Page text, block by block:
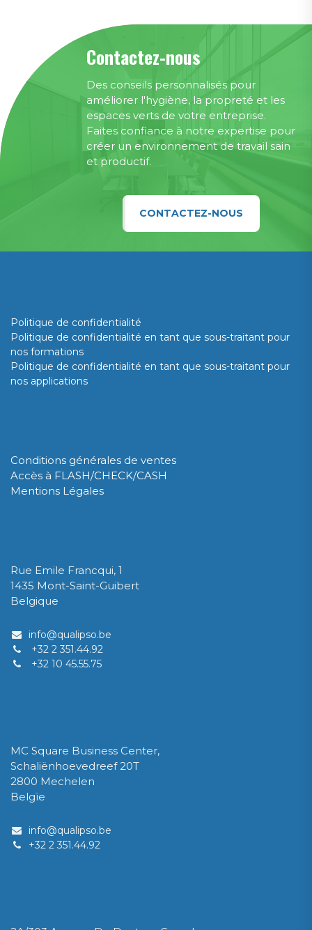
Contactez-nous
Des conseils personnalisés pour
améliorer l'hygiène, la propreté et les
espaces verts de votre entreprise.
Faites confiance à notre expertise pour
créer un environnement de travail sain
et productif.
CONTACTEZ-NOUS
Politique de confidentialité
Politique de confidentialité en tant que sous-traitant pour
nos formations
Politique de confidentialité en tant que sous-traitant pour
nos applications
Conditions générales de ventes
Accès à FLASH/CHECK/CASH
Mentions Légales
Rue Emile Francqui, 1
1435 Mont-Saint-Guibert
Belgique
info@qualipso.be
+32 2 351.44.92
+32 10 45.55.75
MC Square Business Center,
Schaliënhoevedreef 20T
2800 Mechelen
Belgïe
info@qualipso.be​
​+32 2 351.44.92